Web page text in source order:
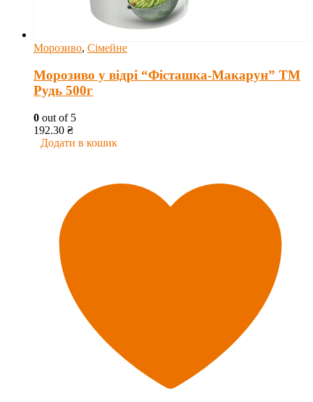
Морозиво, Сімейне
Морозиво у відрі “Фісташка-Макарун” ТМ
Рудь 500г
0 out of 5
192.30 ₴
Додати в кошик